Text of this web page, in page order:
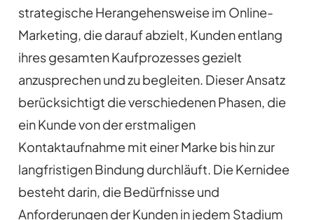
strategische Herangehensweise im Online-
Marketing, die darauf abzielt, Kunden entlang
ihres gesamten Kaufprozesses gezielt
anzusprechen und zu begleiten. Dieser Ansatz
berücksichtigt die verschiedenen Phasen, die
ein Kunde von der erstmaligen
Kontaktaufnahme mit einer Marke bis hin zur
langfristigen Bindung durchläuft. Die Kernidee
besteht darin, die Bedürfnisse und
Anforderungen der Kunden in jedem Stadium